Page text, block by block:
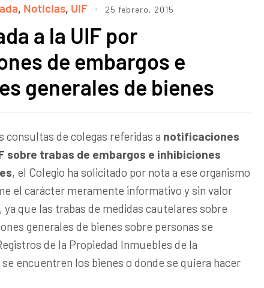
, Noticias, UIF 25 febrero, 2015
a la UIF por
de embargos e
generales de bienes
consultas de colegas referidas a notificaciones
sobre trabas de embargos e inhibiciones
, el Colegio ha solicitado por nota a ese organismo
el carácter meramente informativo y sin valor
ya que las trabas de medidas cautelares sobre
generales de bienes sobre personas se
de la Propiedad Inmuebles de la
encuentren los bienes o donde se quiera hacer